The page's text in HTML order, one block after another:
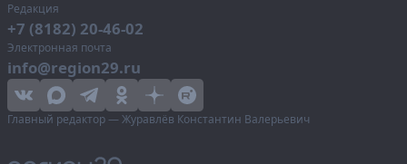
Редакция
+7 (8182) 20-46-02
Электронная почта
info@region29.ru
Главный редактор — Журавлёв Константин Валерьевич